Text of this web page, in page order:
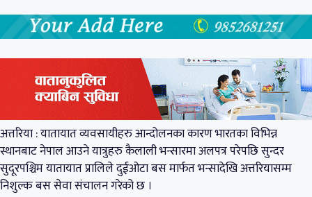
अत्तरिया : यातायात व्यवसायीहरु आन्दोलनका कारण भारतका विभिन्न
स्थानबाट नेपाल आउने यात्रुहरु कैलाली भन्सारमा अलपत्र परेपछि सुन्दर
सुदूरपश्चिम यातायात प्रालिले दुईओटा बस मार्फत भन्सादेखि अत्तरियासम्म
निशुल्क बस सेवा संचालन गरेको छ ।